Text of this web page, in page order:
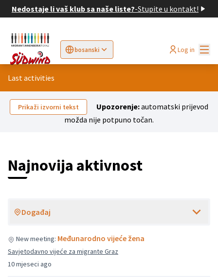
Nedostaje li vaš klub sa naše liste?-Stupite u kontakt!
bosanski
Sprache wählen Elegir el idioma
Log in
Last activities
Prikaži izvorni tekst Upozorenje:automatski prijevod
možda nije potpuno točan.
Najnovija aktivnost
Događaj
10 mjeseci ago
New meeting: Međunarodno vijeće žena
Savjetodavno vijeće za migrante Graz